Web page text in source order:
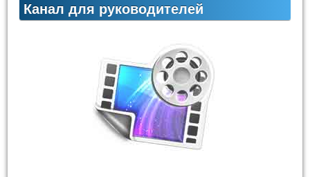
Канал для руководителей